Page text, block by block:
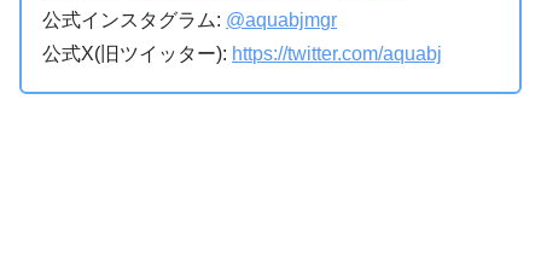
公式インスタグラム: @aquabjmgr
公式X(旧ツイッター): https://twitter.com/aquabj